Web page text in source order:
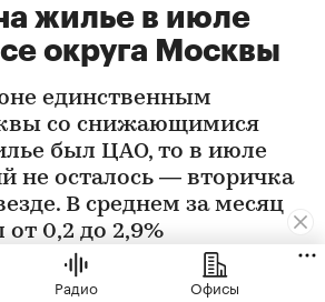
жилье в июле
округа Москвы
единственным
со снижающимися
был ЦАО, то в июле
не осталось — вторичка
В среднем за месяц
от 0,2 до 2,9%
Радио Офисы